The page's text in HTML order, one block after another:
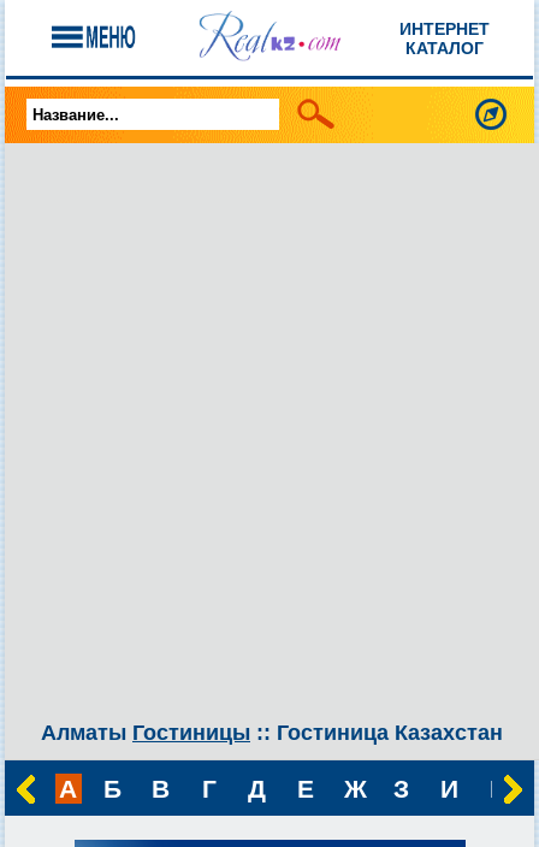
ИНТЕРНЕТ
КАТАЛОГ
Алматы Гостиницы :: Гостиница Казахстан
А Б В Г Д Е Ж З И К